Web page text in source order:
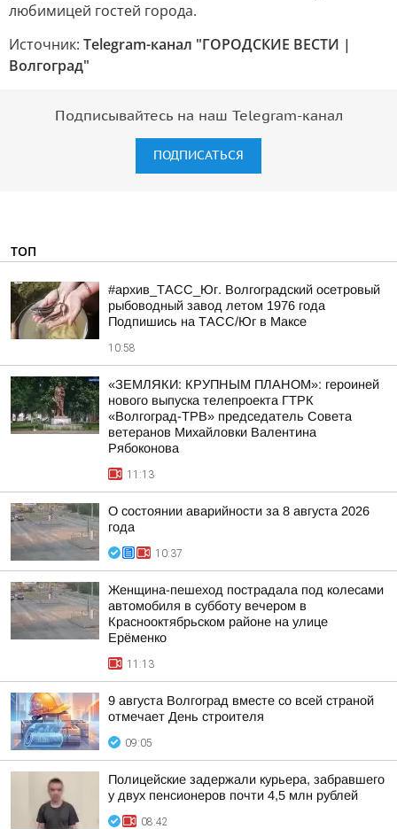
любимицей гостей города.
Источник: Telegram-канал "ГОРОДСКИЕ ВЕСТИ |
Волгоград"
Подписывайтесь на наш Telegram-канал
ПОДПИСАТЬСЯ
ТОП
#архив_ТАСС_Юг. Волгоградский осетровый
рыбоводный завод летом 1976 года
Подпишись на ТАСС/Юг в Максе
10:58
«ЗЕМЛЯКИ: КРУПНЫМ ПЛАНОМ»: героиней
нового выпуска телепроекта ГТРК
«Волгоград-ТРВ» председатель Совета
ветеранов Михайловки Валентина
Рябоконова
11:13
О состоянии аварийности за 8 августа 2026
года
10:37
Женщина-пешеход пострадала под колесами
автомобиля в субботу вечером в
Краснооктябрьском районе на улице
Ерёменко
11:13
9 августа Волгоград вместе со всей страной
отмечает День строителя
09:05
Полицейские задержали курьера, забравшего
у двух пенсионеров почти 4,5 млн рублей
08:42